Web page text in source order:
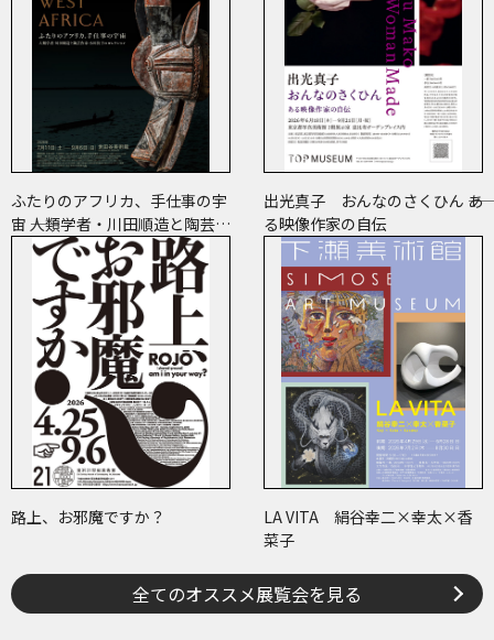
ふたりのアフリカ、手仕事の宇
宙 ――人類学者・川田順造と陶芸作
家・小川待子のコレクション
出光真子 おんなのさくひん ――あ
る映像作家の自伝
路上、お邪魔ですか？
LA VITA 絹谷幸二×幸太×香
菜子
全てのオススメ展覧会を見る